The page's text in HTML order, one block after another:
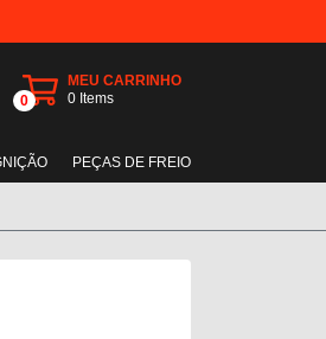
0
MEU CARRINHO
0 Items
PEÇAS DE FREIO